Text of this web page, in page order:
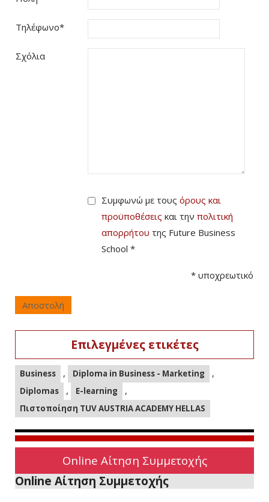
Τηλέφωνο*
Σχόλια
Συμφωνώ με τους όρους και
προϋποθέσεις και την πολιτική
απορρήτου της Future Business
School *
* υποχρεωτικό
Αποστολή
Επιλεγμένες ετικέτες
Business , Diploma in Business - Marketing ,
Diplomas , E-learning ,
Πιστοποίηση TUV AUSTRIA ACADEMY HELLAS
Online Αίτηση Συμμετοχής
Online Αίτηση Συμμετοχής